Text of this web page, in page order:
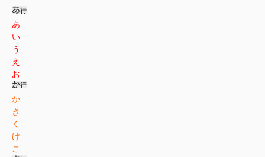
あ
い
う
え
お
か
き
く
け
こ